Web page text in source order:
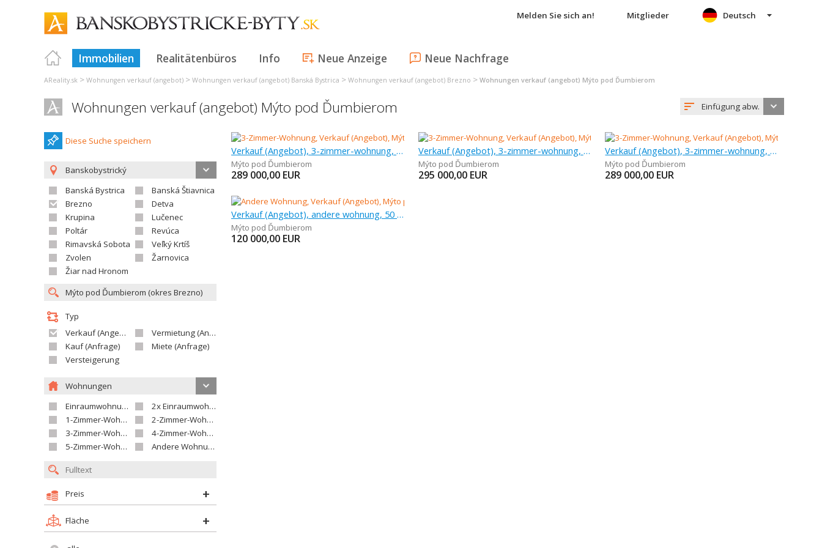
Melden Sie sich an! Mitglieder
Immobilien Realitätenbüros Info Neue Anzeige Neue Nachfrage
Deutsch
AReality.sk > Wohnungen verkauf (angebot) > Wohnungen verkauf (angebot) Banská Bystrica > Wohnungen verkauf (angebot) Brezno > Wohnungen verkauf (angebot) Mýto pod Ďumbierom
Wohnungen verkauf (angebot) Mýto pod Ďumbierom Einfügung abw.
Diese Suche speichern
Banskobystrický
Banská Bystrica
Banská Štiavnica
Brezno
Detva
Krupina
Lučenec
Poltár
Revúca
Rimavská Sobota
Veľký Krtíš
Zvolen
Žarnovica
Žiar nad Hronom
Typ
Verkauf (Angebot)
Vermietung (Angebot)
Kauf (Anfrage)
Miete (Anfrage)
Versteigerung
Wohnungen
Einraumwohnung
2x Einraumwohnung
1-Zimmer-Wohnung
2-Zimmer-Wohnung
3-Zimmer-Wohnung
4-Zimmer-Wohnung
5-Zimmer-Wohnung und größer
Andere Wohnung
Preis
Fläche
Verkauf (Angebot), 3-zimmer-wohnung, 61 m
Mýto pod Ďumbierom
289 000,00 EUR
Verkauf (Angebot), 3-zimmer-wohnung, 76 m
Mýto pod Ďumbierom
295 000,00 EUR
Verkauf (Angebot), 3-zimmer-wohnung, 61 m
Mýto pod Ďumbierom
289 000,00 EUR
Verkauf (Angebot), andere wohnung, 50 m
Mýto pod Ďumbierom
120 000,00 EUR